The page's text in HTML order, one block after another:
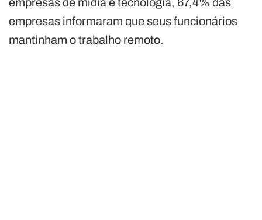
empresas informaram que seus funcionários
mantinham o trabalho remoto.